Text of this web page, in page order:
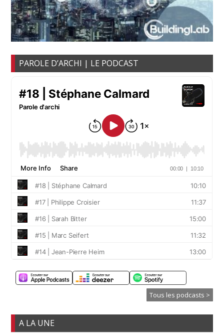
PAROLE D’ARCHI | LE PODCAST
Tous les podcasts >
A LA UNE